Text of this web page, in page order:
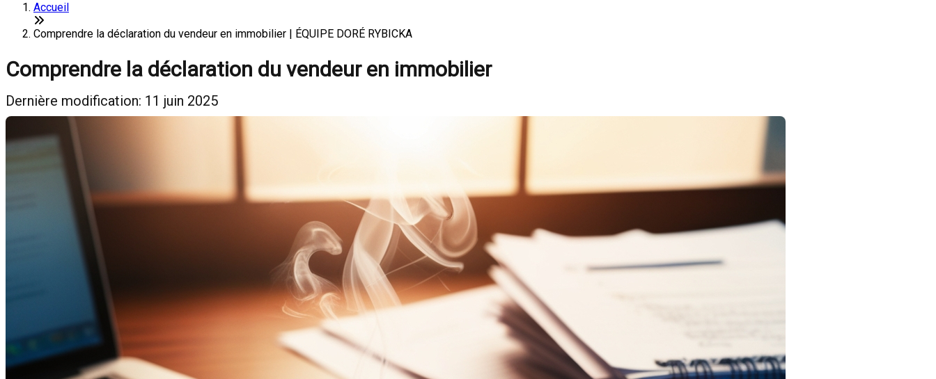
Accueil
Comprendre la déclaration du vendeur en immobilier | ÉQUIPE DORÉ RYBICKA
Comprendre la déclaration du vendeur en immobilier
Dernière modification: 11 juin 2025